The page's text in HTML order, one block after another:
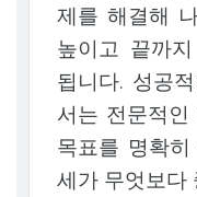
제를 해결해
높이고 끝까
됩니다. 성공
서는 전문적
목표를 명확
세가 무엇보다